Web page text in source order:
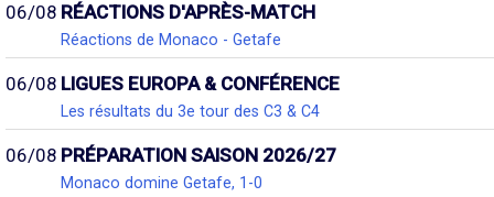
06/08 RÉACTIONS D'APRÈS-MATCH
Réactions de Monaco - Getafe
06/08 LIGUES EUROPA & CONFÉRENCE
Les résultats du 3e tour des C3 & C4
06/08 PRÉPARATION SAISON 2026/27
Monaco domine Getafe, 1-0